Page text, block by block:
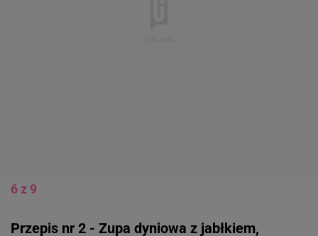
6 z 9
Przepis nr 2 - Zupa dyniowa z jabłkiem,